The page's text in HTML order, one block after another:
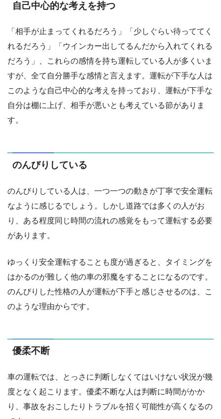
自己中心的な考えを持つ
「相手が止まってくれるだろう」「少しぐらい待っててく
れるだろう」「ウインカー出してるんだから入れてくれる
だろう」、これらの感情を持ち運転している人が多くいま
すが、全て自分勝手な感情と言えます。運転が下手な人は
このような自己中心的な考えを持っており、運転が下手な
自分は棚に上げ、相手が悪いとも考えている節がありま
す。
のんびりしている
のんびりしている人は、一つ一つの動きが丁寧で安全運転
なように感じるでしょう。しかし道路では多くの人がお
り、ある程度同じ時間の流れの感覚をもって運転する必要
があります。
ゆっくり安全運転することも度が過ぎると、タイミングを
はかるのが難しく他の車の邪魔をすることになるのです。
のんびりした性格の人が運転が下手と感じさせるのは、こ
のような理由からです。
優柔不断
車の運転では、とっさに判断しなくてはいけない状況が幾
度となく起こります。優柔不断な人は判断に時間がかか
り、事故をおこしたりトラブルを招く可能性が高くなるの